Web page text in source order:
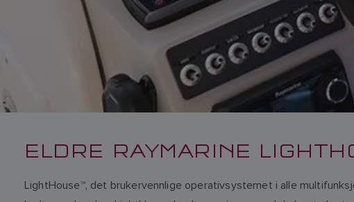
ELDRE RAYMARINE
LightHouse™, det brukervennlige operativsystemet i alle